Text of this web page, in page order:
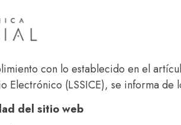
con lo establecido en el
Electrónico (LSSICE), se informa de
del sitio web